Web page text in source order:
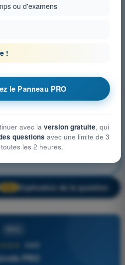
Explication de la question
4,6/5
PRO
ou d'examens
!
le Panneau PRO
avec la version gratuite, qui
questions avec une limite de 3
les 2 heures.